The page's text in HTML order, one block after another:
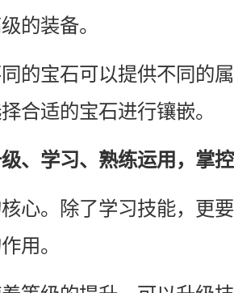
的装备。
的宝石可以提供不同的
合适的宝石进行镶嵌。
、学习、熟练运用，掌
心。除了学习技能，更
用。